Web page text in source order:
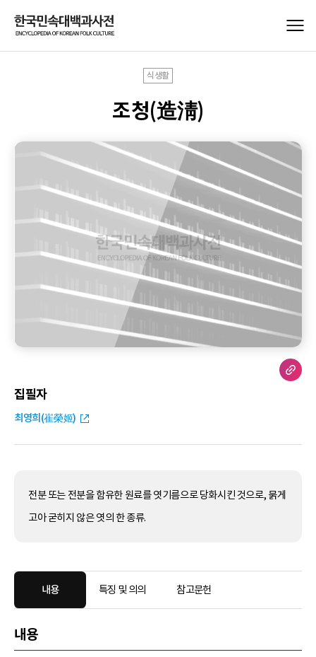
식생활
조청(造淸)
집필자
최영희(崔榮姬)
전분 또는 전분을 함유한 원료를 엿기름으로 당화시킨 것으로, 묽게
고아 굳히지 않은 엿의 한 종류.
내용 특징 및 의의 참고문헌
내용